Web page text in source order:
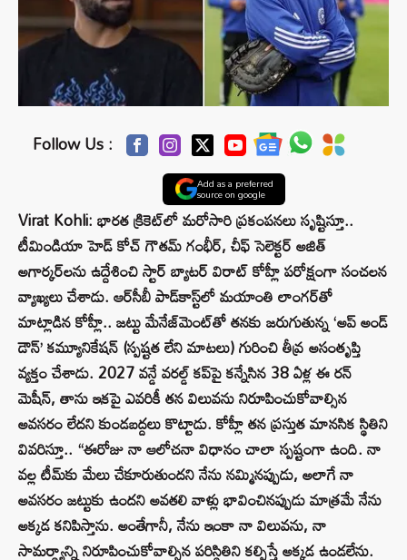
Follow Us :
Add as a preferred
source on google
Virat Kohli: భారత క్రికెట్‌లో మరోసారి ప్రకంపనలు సృష్టిస్తూ..
టీమిండియా హెడ్ కోచ్ గౌతమ్ గంభీర్, చీఫ్ సెలెక్టర్ అజిత్
అగార్కర్‌లను ఉద్దేశించి స్టార్ బ్యాటర్ విరాట్ కోహ్లీ పరోక్షంగా సంచలన
వ్యాఖ్యలు చేశాడు. ఆర్‌సీబీ పాడ్‌కాస్ట్‌లో మయాంతి లాంగర్‌తో
మాట్లాడిన కోహ్లీ.. జట్టు మేనేజ్‌మెంట్‌తో తనకు జరుగుతున్న ‘అప్ అండ్
డౌన్’ కమ్యూనికేషన్ (స్పష్టత లేని మాటలు) గురించి తీవ్ర అసంతృప్తి
వ్యక్తం చేశాడు. 2027 వన్డే వరల్డ్ కప్‌పై కన్నేసిన 38 ఏళ్ల ఈ రన్
మెషీన్, తాను ఇకపై ఎవరికీ తన విలువను నిరూపించుకోవాల్సిన
అవసరం లేదని కుండబద్దలు కొట్టాడు. కోహ్లీ తన ప్రస్తుత మానసిక స్థితిని
వివరిస్తూ.. “ఈరోజు నా ఆలోచనా విధానం చాలా స్పష్టంగా ఉంది. నా
వల్ల టీమ్‌కు మేలు చేకూరుతుందని నేను నమ్మినప్పుడు, అలాగే నా
అవసరం జట్టుకు ఉందని అవతలి వాళ్లు భావించినప్పుడు మాత్రమే నేను
అక్కడ కనిపిస్తాను. అంతేగానీ, నేను ఇంకా నా విలువను, నా
సామర్థ్యాన్ని నిరూపించుకోవాల్సిన పరిస్థితిని కల్పిస్తే అక్కడ ఉండలేను.